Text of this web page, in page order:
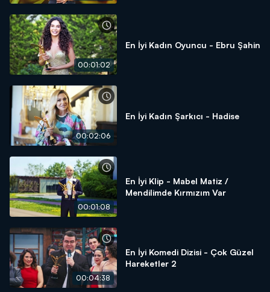
00:01:02
En İyi Kadın Oyuncu - Ebru Şahin
00:02:06
En İyi Kadın Şarkıcı - Hadise
00:01:08
En İyi Klip - Mabel Matiz /
Mendilimde Kırmızım Var
00:04:38
En İyi Komedi Dizisi - Çok Güzel
Hareketler 2